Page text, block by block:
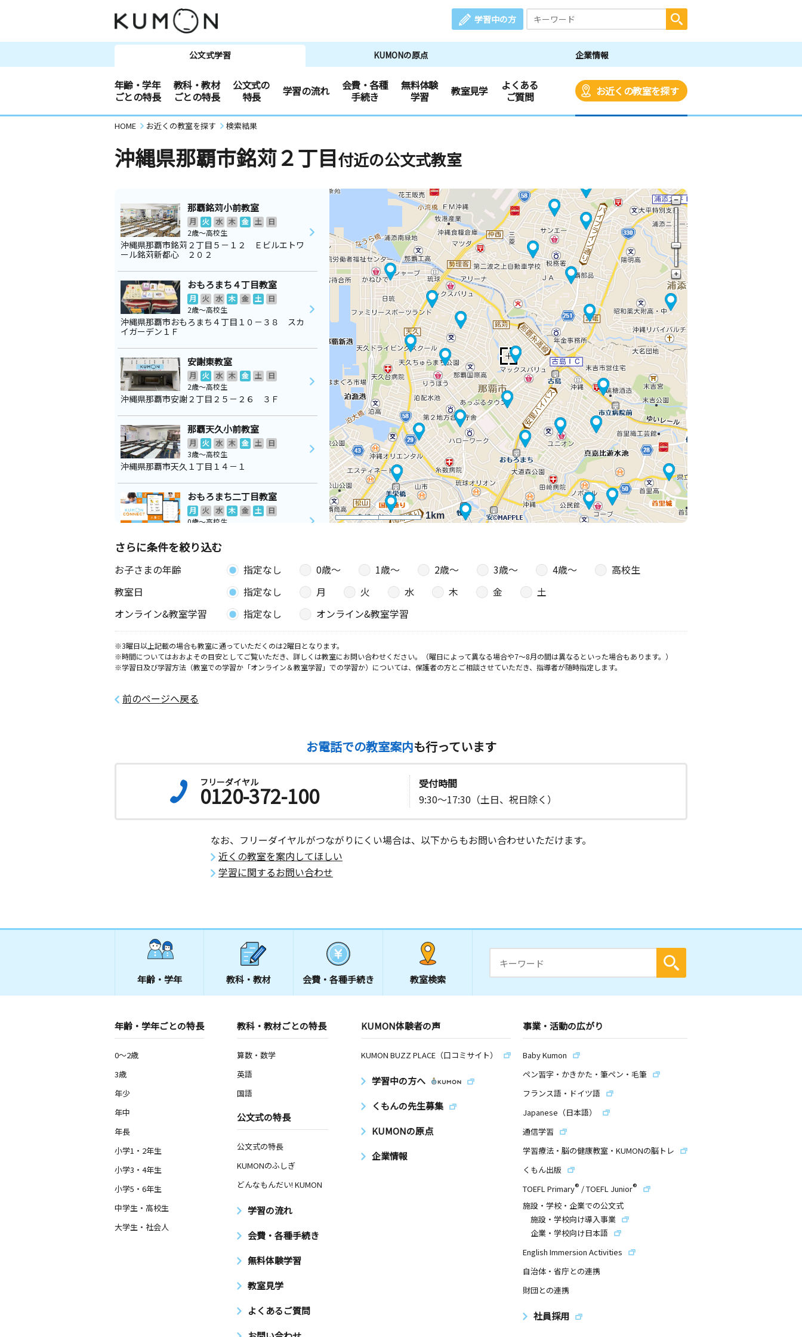
学習中の方
公文式学習 KUMONの原点 企業情報
年齢・学年
ごとの特長
教科・教材
ごとの特長
公文式の
特長
学習の流れ
会費・各種
手続き
無料体験
学習
教室見学
よくある
ご質問
お近くの教室を探す
HOME お近くの教室を探す 検索結果
沖縄県那覇市銘苅２丁目付近の公文式教室
1km
那覇銘苅小前教室
月 火 水 木 金 土
日
2歳～高校生
沖縄県那覇市銘苅２丁目５－１２ Ｅビルエトワ
ール銘苅新都心 ２０２
おもろまち４丁目教室
月 火 水 木 金 土
日
2歳～高校生
沖縄県那覇市おもろまち４丁目１０－３８ スカ
イガーデン１Ｆ
安謝東教室
月 火 水 木 金 土
日
2歳～高校生
沖縄県那覇市安謝２丁目２５－２６ ３Ｆ
那覇天久小前教室
月 火 水 木 金 土
日
3歳～高校生
沖縄県那覇市天久１丁目１４－１
おもろまち二丁目教室
月 火 水 木 金 土
日
0歳～高校生
ンマンション２０３
真嘉比小前教室
木 金 土
日
沖縄県那覇市真嘉比１丁目６ー２２ アーバンピ
ース１階１０１
マカビちゅら教室
月 火 水 木 金 土
日
垣１０１
沖縄県浦添市内間２丁目６－１０
安謝小前教室
2歳～高校生
内間小前教室
水 木 金 土 日
金 土
沖縄県浦添市勢理客１丁目２－２８
月 火 金
日
0歳～高校生
首里すえよし教室
金
沖縄県那覇市首里末吉町４丁目２－１３
那覇松島教室
沖縄県那覇市古島２丁目２－１７
金 土 日
沖縄県浦添市宮城３丁目１３－１０ メゾン宮城
さらに条件を絞り込む
お子さまの年齢 指定なし 0歳〜 1歳〜 2歳〜 3歳〜 4歳〜
高校生
教室日
指定なし 月 火 水 木 金
土
オンライン&教室学習
指定なし オンライン&教室学習
※3曜日以上記載の場合も教室に通っていただくのは2曜日となります。
※時間についてはおおよその目安としてご覧いただき、詳しくは教室にお問い合わせください。（曜日によって異なる場合や7～8月の間は異なるといった場合もあります。）
※学習日及び学習方法（教室での学習か「オンライン＆教室学習」での学習か）については、保護者の方とご相談させていただき、指導者が随時指定します。
前のページへ戻る
お電話での教室案内も行っています
フリーダイヤル
0120-372-100
受付時間
9:30～17:30（土日、祝日除く）
なお、フリーダイヤルがつながりにくい場合は、以下からもお問い合わせいただけます。
近くの教室を案内してほしい
学習に関するお問い合わせ
年齢・学年 教科・教材 会費・ 各種手続き 教室検索
年齢・学年ごとの特長
0～2歳
3歳
年少
年中
年長
小学1・2年生
小学3・4年生
小学5・6年生
中学生・高校生
大学生・社会人
教科・教材ごとの特長
算数・数学
英語
国語
公文式の特長
公文式の特長
KUMONのふしぎ
どんなもんだい! KUMON
学習の流れ
会費・各種手続き
無料体験学習
教室見学
よくあるご質問
KUMON体験者の声
KUMON BUZZ PLACE（口コミサイト）
学習中の方へ
くもんの先生募集
KUMONの原点
企業情報
事業・活動の広がり
Baby Kumon
ペン習字・かきかた・筆ペン・毛筆
フランス語・ドイツ語
Japanese（日本語）
通信学習
学習療法・脳の健康教室・KUMONの脳トレ
くもん出版
TOEFL Primary® /TOEFL Junior®
施設・学校・企業での公文式
施設・学校向け導入事業
企業・学校向け日本語
English Immersion Activities
自治体・省庁との連携
財団との連携
社員採用